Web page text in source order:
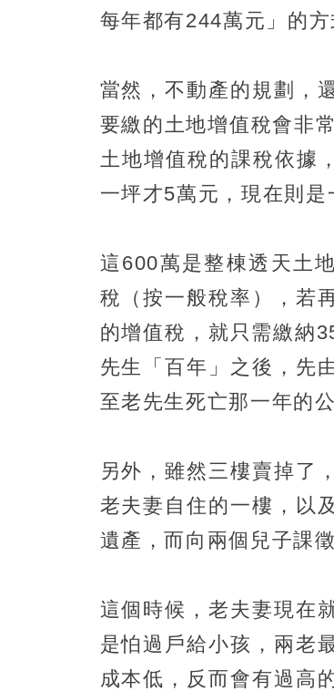
每年都有244萬元」的方
當然，不動產的規劃，
要繳的土地增值稅會非
土地增值稅的課稅依據
一坪才5萬元，現在則是
這600萬是整棟透天土
稅（按一般稅率），若
的增值稅，就只需繳納
先生「百年」之後，先
至老先生死亡那一年的
另外，雖然三樓賣掉了
老夫妻自住的一樓，以
遺產，而向兩個兒子課徵
這個時候，老夫妻現在
是怕過戶給小孩，兩老
成本低，反而會有過高